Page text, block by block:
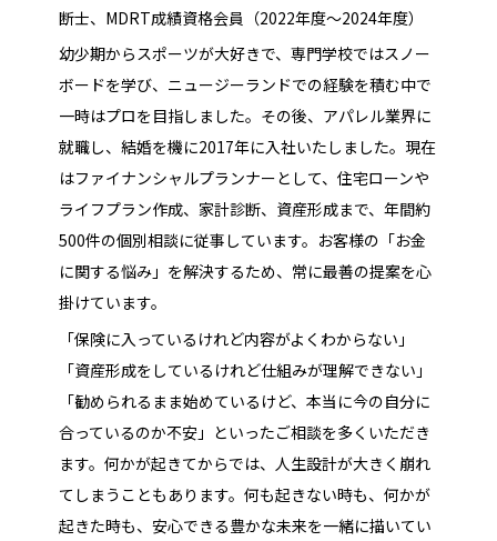
断士、MDRT成績資格会員（2022年度～2024年度）
幼少期からスポーツが大好きで、専門学校ではスノー
ボードを学び、ニュージーランドでの経験を積む中で
一時はプロを目指しました。その後、アパレル業界に
就職し、結婚を機に2017年に入社いたしました。現在
はファイナンシャルプランナーとして、住宅ローンや
ライフプラン作成、家計診断、資産形成まで、年間約
500件の個別相談に従事しています。お客様の「お金
に関する悩み」を解決するため、常に最善の提案を心
掛けています。
「保険に入っているけれど内容がよくわからない」
「資産形成をしているけれど仕組みが理解できない」
「勧められるまま始めているけど、本当に今の自分に
合っているのか不安」といったご相談を多くいただき
ます。何かが起きてからでは、人生設計が大きく崩れ
てしまうこともあります。何も起きない時も、何かが
起きた時も、安心できる豊かな未来を一緒に描いてい